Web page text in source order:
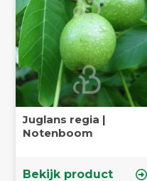
Juglans regia |
Notenboom
Bekijk product